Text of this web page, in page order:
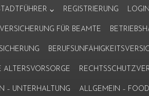
REGISTRIERUNG LOGIN
FÜR BEAMTE
ALTERSVORSORGE
– UNTERHALTUNG ALLGEMEIN – FOOD